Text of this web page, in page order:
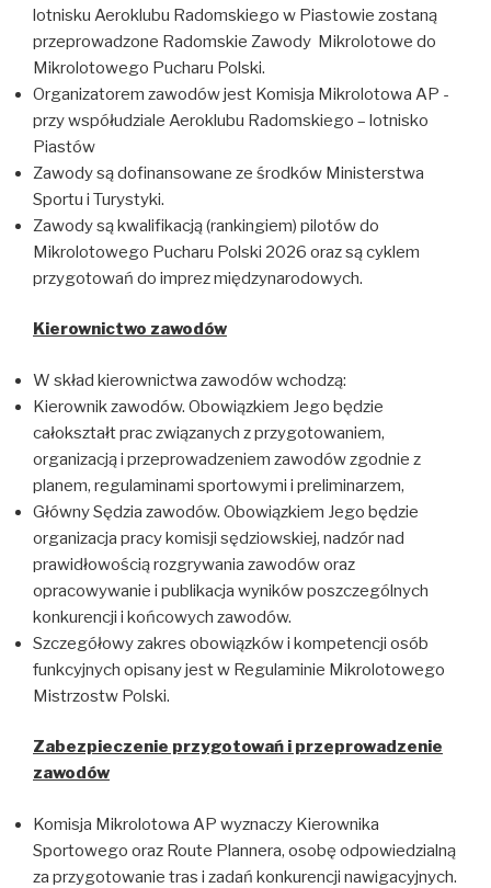
lotnisku Aeroklubu Radomskiego w Piastowie zostaną
przeprowadzone Radomskie Zawody Mikrolotowe do
Mikrolotowego Pucharu Polski.
Organizatorem zawodów jest Komisja Mikrolotowa AP -
przy współudziale Aeroklubu Radomskiego – lotnisko
Piastów
Zawody są dofinansowane ze środków Ministerstwa
Sportu i Turystyki.
Zawody są kwalifikacją (rankingiem) pilotów do
Mikrolotowego Pucharu Polski 2026 oraz są cyklem
przygotowań do imprez międzynarodowych.
Kierownictwo zawodów
W skład kierownictwa zawodów wchodzą:
Kierownik zawodów. Obowiązkiem Jego będzie
całokształt prac związanych z przygotowaniem,
organizacją i przeprowadzeniem zawodów zgodnie z
planem, regulaminami sportowymi i preliminarzem,
Główny Sędzia zawodów. Obowiązkiem Jego będzie
organizacja pracy komisji sędziowskiej, nadzór nad
prawidłowością rozgrywania zawodów oraz
opracowywanie i publikacja wyników poszczególnych
konkurencji i końcowych zawodów.
Szczegółowy zakres obowiązków i kompetencji osób
funkcyjnych opisany jest w Regulaminie Mikrolotowego
Mistrzostw Polski.
Zabezpieczenie przygotowań i przeprowadzenie
zawodów
Komisja Mikrolotowa AP wyznaczy Kierownika
Sportowego oraz Route Plannera, osobę odpowiedzialną
za przygotowanie tras i zadań konkurencji nawigacyjnych.